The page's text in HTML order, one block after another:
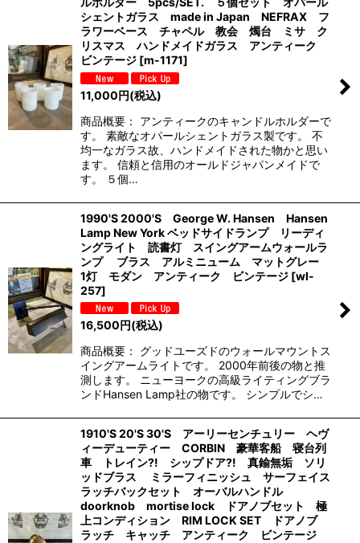
シェントガラス made in Japan NEFRAX フ
ラワーベース チャペル 教会 燭台 ミサ ク
リスマス ハンドメイドガラス アンティーク
ビンテージ [m-1171]
11,000円(税込)
商品概要： アンティークのキャンドルホルダーで
す。 素敵なオパールシェントガラス製です。 不
均一なガラス故、ハンドメイドされた物かと思い
ます。 信頼と信用のオールドジャパンメイドで
す。 ５個…
1990'S 2000'S George W. Hansen Hansen
Lamp New York ベッドサイドランプ リーディ
ングライト 読書灯 スイングアームウォールラ
ンプ ブラス アルミニューム マットグレー
1灯 モダン アンティーク ビンテージ [wl-
257]
16,500 円(税込)
商品概要： グッドユーズドのウォールマウントス
イングアームライトです。 2000年前後の物と推
測します。 ニューヨークの高級ライティングブラ
ンドHansen Lamp社の物です。 シンプルでシ…
1910'S 20'S 30'S アーリーセンチュリー ヘヴ
ィーデューティー CORBIN 豪華客船 寝台列
車 トレイン?! シップドア?! 真鍮無垢 ソリ
ッドブラス ミラーフィニッシュ サーフェイス
ラッチバックセット オーバルハンドル
doorknob mortise lock ドアノブセット 極
上コンディション RIM LOCK SET ドアノブ
ラッチ キャッチ アンティーク ビンテージ